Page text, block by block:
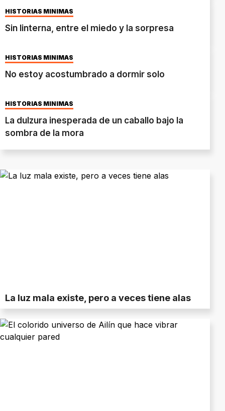
HISTORIAS MÍNIMAS
Sin linterna, entre el miedo y la sorpresa
HISTORIAS MÍNIMAS
No estoy acostumbrado a dormir solo
HISTORIAS MÍNIMAS
La dulzura inesperada de un caballo bajo la
sombra de la mora
La luz mala existe, pero a veces tiene alas